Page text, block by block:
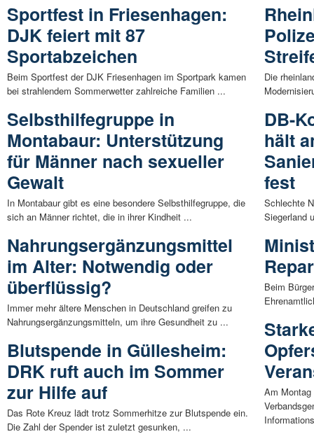
Sportfest in Friesenhagen:
DJK feiert mit 87
Sportabzeichen
Beim Sportfest der DJK Friesenhagen im Sportpark kamen
bei strahlendem Sommerwetter zahlreiche Familien ...
Selbsthilfegruppe in
Montabaur: Unterstützung
für Männer nach sexueller
Gewalt
In Montabaur gibt es eine besondere Selbsthilfegruppe, die
sich an Männer richtet, die in ihrer Kindheit ...
Nahrungsergänzungsmittel
im Alter: Notwendig oder
überflüssig?
Immer mehr ältere Menschen in Deutschland greifen zu
Nahrungsergänzungsmitteln, um ihre Gesundheit zu ...
Blutspende in Güllesheim:
DRK ruft auch im Sommer
zur Hilfe auf
Das Rote Kreuz lädt trotz Sommerhitze zur Blutspende ein.
Die Zahl der Spender ist zuletzt gesunken, ...
Die
DB-
hält
fest
Schlechte
Siegerland
Beim
Am